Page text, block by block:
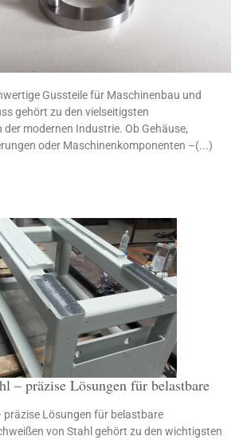
Gussteile für Maschinenbau und
gehört zu den vielseitigsten
modernen Industrie. Ob Gehäuse,
oder Maschinenkomponenten –(...)
– präzise Lösungen für belastbare
präzise Lösungen für belastbare
von Stahl gehört zu den wichtigsten